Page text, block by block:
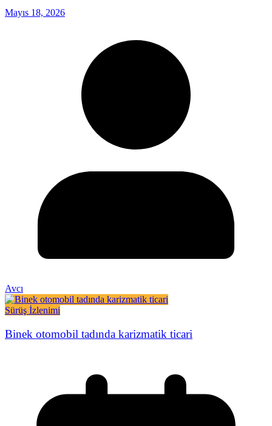
Mayıs 18, 2026
Avcı
Sürüş İzlenimi
Binek otomobil tadında karizmatik ticari